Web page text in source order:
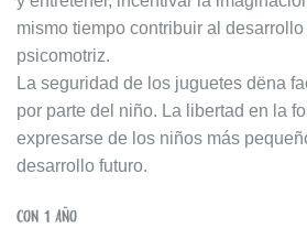
mismo tiempo contribuir al
psicomotriz.
La seguridad de los juguetes dëna
por parte del niño. La libertad en la
expresarse de los niños más
desarrollo futuro.
CON 1 AÑO